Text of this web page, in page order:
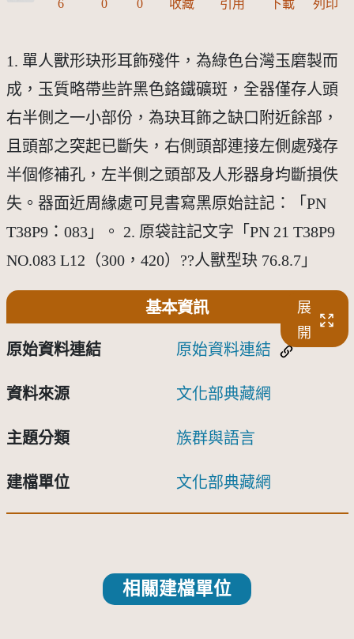
6 0 0 收藏 引用 下載 列印
1. 單人獸形玦形耳飾殘件，為綠色台灣玉磨製而
成，玉質略帶些許黑色鉻鐵礦斑，全器僅存人頭
右半側之一小部份，為玦耳飾之缺口附近餘部，
且頭部之突起已斷失，右側頭部連接左側處殘存
半個修補孔，左半側之頭部及人形器身均斷損佚
失。器面近周緣處可見書寫黑原始註記：「PN
T38P9：083」。 2. 原袋註記文字「PN 21 T38P9
NO.083 L12（300，420）??人獸型玦 76.8.7」
基本資訊
展
開
原始資料連結 原始資料連結
資料來源 文化部典藏網
主題分類 族群與語言
建檔單位 文化部典藏網
相關建檔單位